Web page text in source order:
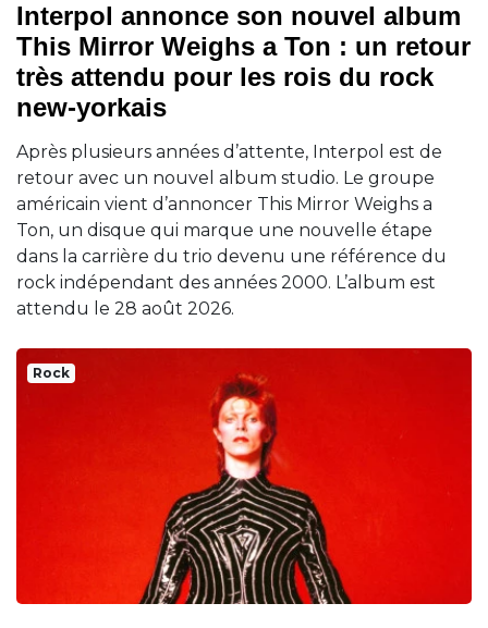
Interpol annonce son nouvel album
This Mirror Weighs a Ton : un retour
très attendu pour les rois du rock
new-yorkais
Après plusieurs années d’attente, Interpol est de
retour avec un nouvel album studio. Le groupe
américain vient d’annoncer This Mirror Weighs a
Ton, un disque qui marque une nouvelle étape
dans la carrière du trio devenu une référence du
rock indépendant des années 2000. L’album est
attendu le 28 août 2026.
Rock